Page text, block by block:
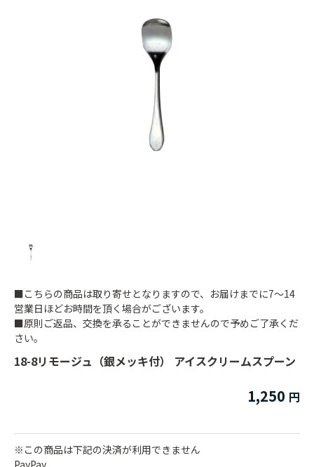
18-8リモージュ（銀メッキ付） アイスクリームスプーン
1,250
※この商品は下記の決済が利用できません
PayPay
■こちらの商品は取り寄せとなりますので、お届けまでに7～14
営業日ほどお時間を頂く場合がございます。
■原則ご返品、交換を承ることができませんので予めご了承くだ
さい。